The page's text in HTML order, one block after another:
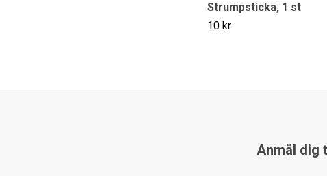
Strumpsticka, 1 st
10 kr
Anmäl dig